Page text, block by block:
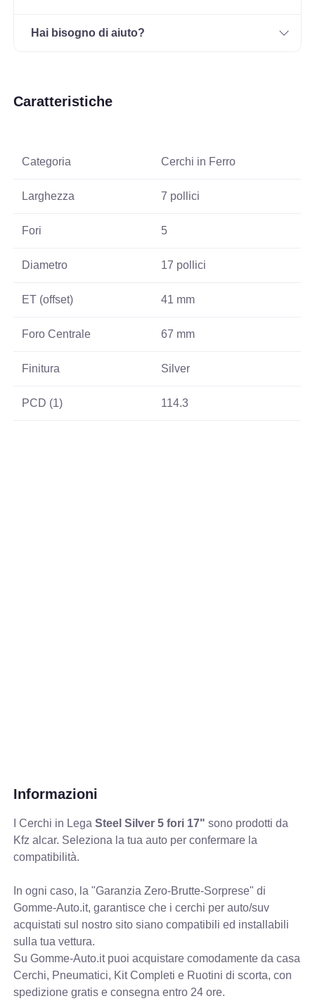
Hai bisogno di aiuto?
Caratteristiche
Categoria Cerchi in Ferro
Larghezza 7 pollici
Fori 5
Diametro 17 pollici
ET (offset) 41 mm
Foro Centrale 67 mm
Finitura Silver
PCD (1) 114.3
Informazioni
I Cerchi in LegaSteel Silver 5 fori 17" sono prodotti da
Kfz alcar. Seleziona la tua auto per confermare la
compatibilità.
In ogni caso, la "Garanzia Zero-Brutte-Sorprese" di
Gomme-Auto.it, garantisce che i cerchi per auto/suv
acquistati sul nostro sito siano compatibili ed installabili
sulla tua vettura.
Su Gomme-Auto.it puoi acquistare comodamente da casa
Cerchi, Pneumatici, Kit Completi e Ruotini di scorta, con
spedizione gratis e consegna entro 24 ore.